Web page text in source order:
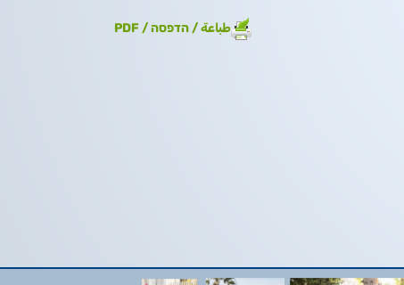
طباعة / הדפסה / PDF